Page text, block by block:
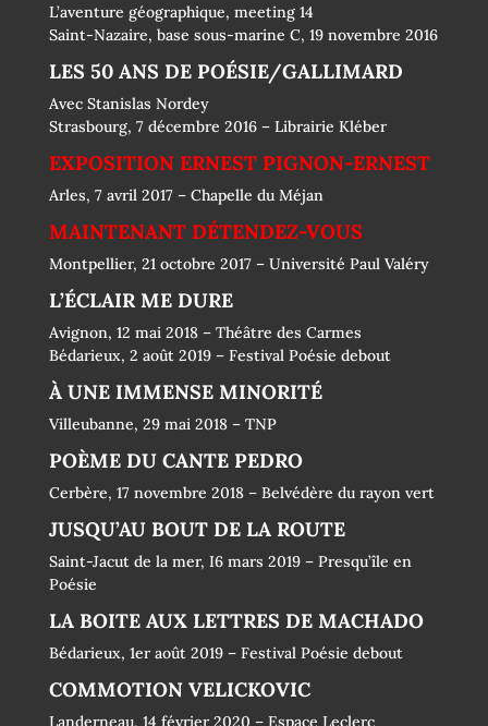
L’aventure géographique, meeting 14
Saint-Nazaire, base sous-marine C, 19 novembre 2016
LES 50 ANS DE POÉSIE/GALLIMARD
Avec Stanislas Nordey
Strasbourg, 7 décembre 2016 – Librairie Kléber
EXPOSITION ERNEST PIGNON-ERNEST
Arles, 7 avril 2017 – Chapelle du Méjan
MAINTENANT DÉTENDEZ-VOUS
Montpellier, 21 octobre 2017 – Université Paul Valéry
L’ÉCLAIR ME DURE
Avignon, 12 mai 2018 – Théâtre des Carmes
Bédarieux, 2 août 2019 – Festival Poésie debout
À UNE IMMENSE MINORITÉ
Villeubanne, 29 mai 2018 – TNP
POÈME DU CANTE PEDRO
Cerbère, 17 novembre 2018 – Belvédère du rayon vert
JUSQU’AU BOUT DE LA ROUTE
Saint-Jacut de la mer, I6 mars 2019 – Presqu’île en
Poésie
LA BOITE AUX LETTRES DE MACHADO
Bédarieux, 1er août 2019 – Festival Poésie debout
COMMOTION VELICKOVIC
Landerneau, 14 février 2020 – Espace Leclerc